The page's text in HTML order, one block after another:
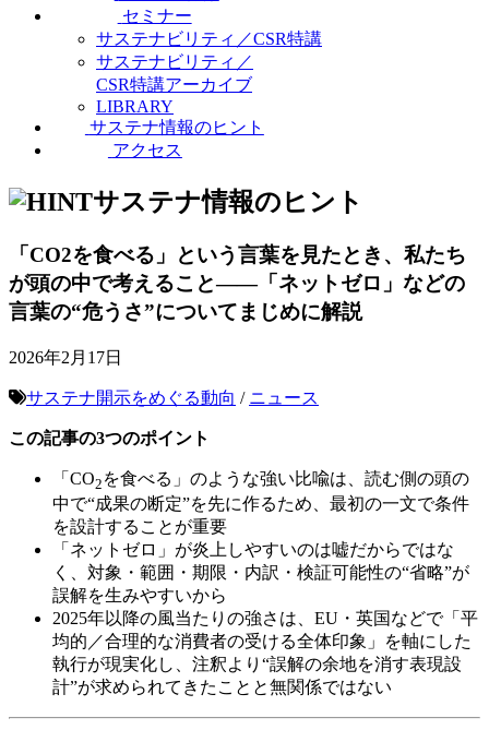
セミナー
サステナビリティ／CSR特講
サステナビリティ／
CSR特講アーカイブ
LIBRARY
サステナ情報のヒント
アクセス
サステナ情報のヒント
「CO2を食べる」という言葉を見たとき、私たち
が頭の中で考えること——「ネットゼロ」などの
言葉の“危うさ”についてまじめに解説
2026年2月17日
サステナ開示をめぐる動向 / ニュース
この記事の3つのポイント
「CO2 を食べる」のような強い比喩は、読む側の頭の
中で“成果の断定”を先に作るため、最初の一文で条件
を設計することが重要
「ネットゼロ」が炎上しやすいのは嘘だからではな
く、対象・範囲・期限・内訳・検証可能性の“省略”が
誤解を生みやすいから
2025年以降の風当たりの強さは、EU・英国などで「平
均的／合理的な消費者の受ける全体印象」を軸にした
執行が現実化し、注釈より“誤解の余地を消す表現設
計”が求められてきたことと無関係ではない